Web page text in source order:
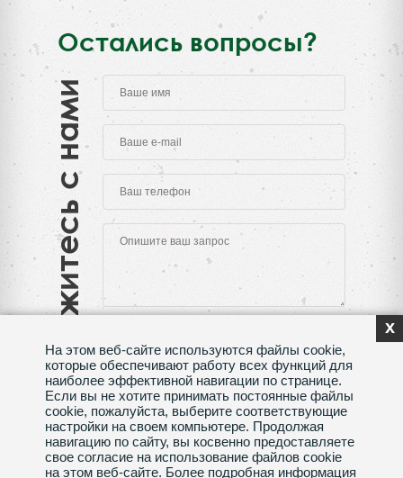
Остались вопросы?
Свяжитесь с нами
Нажимая на кнопку "Отправить", Вы даете согласие
на обработку своихперсональных данных
Сделано в веб-студииSeoMAX
x
На этом веб-сайте используются файлы cookie,
которые обеспечивают работу всех функций для
наиболее эффективной навигации по странице.
Если вы не хотите принимать постоянные файлы
cookie, пожалуйста, выберите соответствующие
настройки на своем компьютере. Продолжая
навигацию по сайту, вы косвенно предоставляете
свое согласие на использование файлов cookie
на этом веб-сайте. Более подробная информация